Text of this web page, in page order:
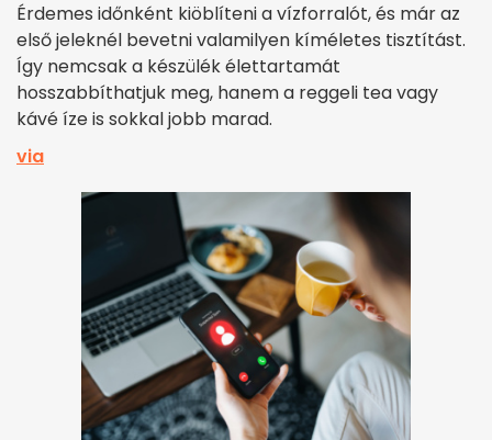
Érdemes időnként kiöblíteni a vízforralót, és már az
első jeleknél bevetni valamilyen kíméletes tisztítást.
Így nemcsak a készülék élettartamát
hosszabbíthatjuk meg, hanem a reggeli tea vagy
kávé íze is sokkal jobb marad.
via